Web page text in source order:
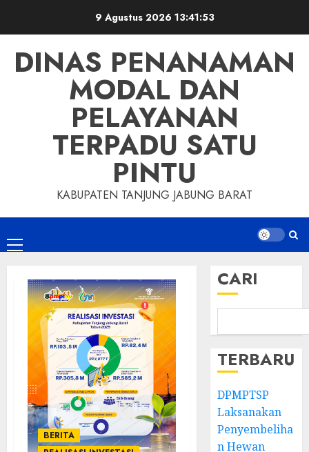
9 Agustus 2026 13:41:54
DINAS PENANAMAN
MODAL DAN
PELAYANAN
TERPADU SATU
PINTU
KABUPATEN TANJUNG JABUNG BARAT
Primary
Menu
BERITA
CARI
TERBARU
DPMPTSP
Laksanakan
Penyembeliha
n Hewan